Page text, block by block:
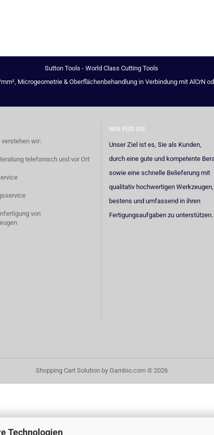
Technologien
Sutton Tools - World Class Cutting Tools
Microgeometrie & Oberflächenbehandlung in Verbindung mit AlCrN
verstehen wir:
telefonisch und vor Ort
von
WIR FÜR SIE
Unser Ziel ist es, Sie als Kunden,
durch eine gute und kompetente
sowie eine schnelle Belieferung mit
qualitativ hochwertigen Werkzeugen,
bestens und umfassend in ihren
Fertigungsaufgaben zu unterstützen.
Shopping Cart Solutionby Gambio.com © 2026